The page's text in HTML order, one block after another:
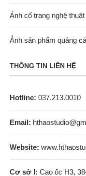
Ảnh cổ trang nghệ thuật
Ảnh sản phẩm quảng
THÔNG TIN LIÊN HỆ
Hotline: 037.213.0010
Email:
Website:
Cơ sở I: Cao ốc H3,